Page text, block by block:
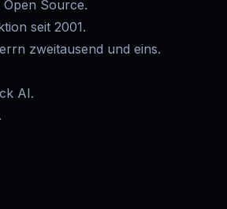
Source.
seit 2001.
zweitausend und eins.
AI.